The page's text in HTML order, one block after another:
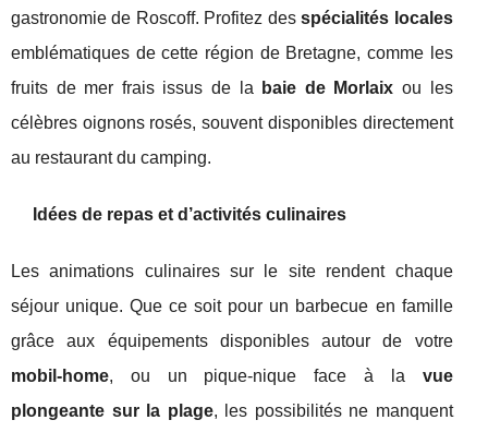
gastronomie de Roscoff. Profitez desspécialités locales
emblématiques de cette région de Bretagne, comme les
fruits de mer frais issus de la
baie de Morlaix ou les
célèbres oignons rosés, souvent disponibles directement
au restaurant du camping.
Idées de repas et d’activités culinaires
Les animations culinaires sur le site rendent chaque
séjour unique. Que ce soit pour un barbecue en famille
grâce aux équipements disponibles autour de votre
mobil-home, ou un pique-nique face à la vue
plongeante sur la plage, les possibilités ne manquent